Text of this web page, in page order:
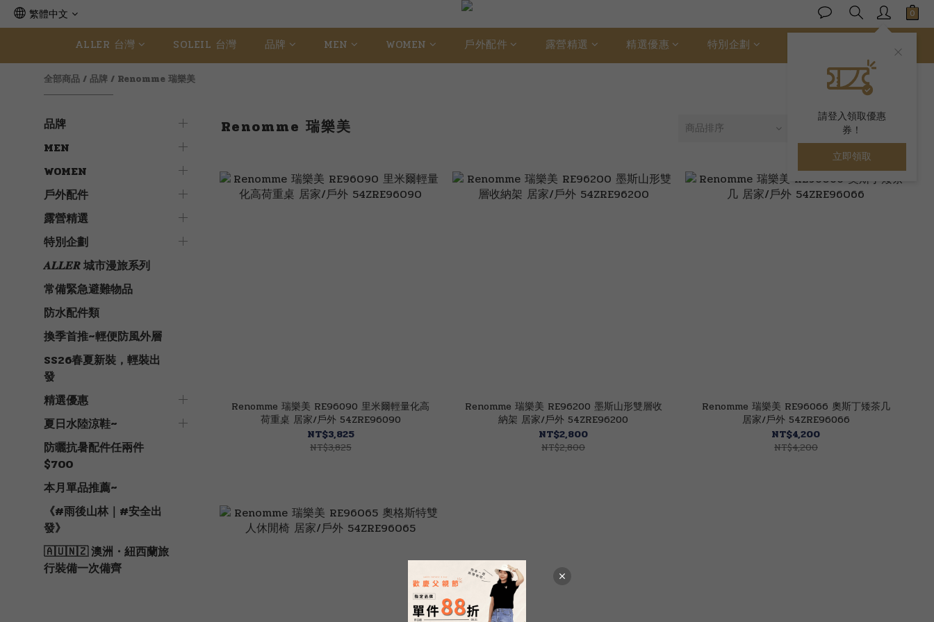
繁體中文
請登入領取優惠
券！
立即領取
ALLER 台灣 SOLEIL 台灣 品牌 MEN WOMEN 戶外配件 露營精選 精選優惠 特別企劃
全部商品 / 品牌 / Renomme 瑞樂美
品牌
MEN
WOMEN
戶外配件
露營精選
特別企劃
𝑨𝑳𝑳𝑬𝑹 城市漫旅系列
常備緊急避難物品
防水配件類
換季首推~輕便防風外層
SS26春夏新裝，輕裝出
發
精選優惠
夏日水陸涼鞋~
防曬抗暑配件任兩件
$700
本月單品推薦~
《#雨後山林｜#安全出
發》
🇦🇺🇳🇿 澳洲・紐西蘭旅
行裝備一次備齊
Renomme 瑞樂美 商品排序 每頁顯示 24 個
Renomme 瑞樂美 RE96090 里米爾輕量化高
荷重桌 居家/戶外 54ZRE96090
NT$3,825
NT$3,825
Renomme 瑞樂美 RE96200 墨斯山形雙層收
納架 居家/戶外 54ZRE96200
NT$2,800
NT$2,800
Renomme 瑞樂美 RE96066 奧斯丁矮茶几
居家/戶外 54ZRE96066
NT$4,200
NT$4,200